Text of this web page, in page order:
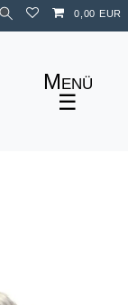
0,00 EUR
☰